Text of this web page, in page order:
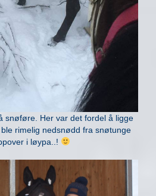
snøføre. Her var det fordel å ligge
rimelig nedsnødd fra snøtunge
i løypa..!